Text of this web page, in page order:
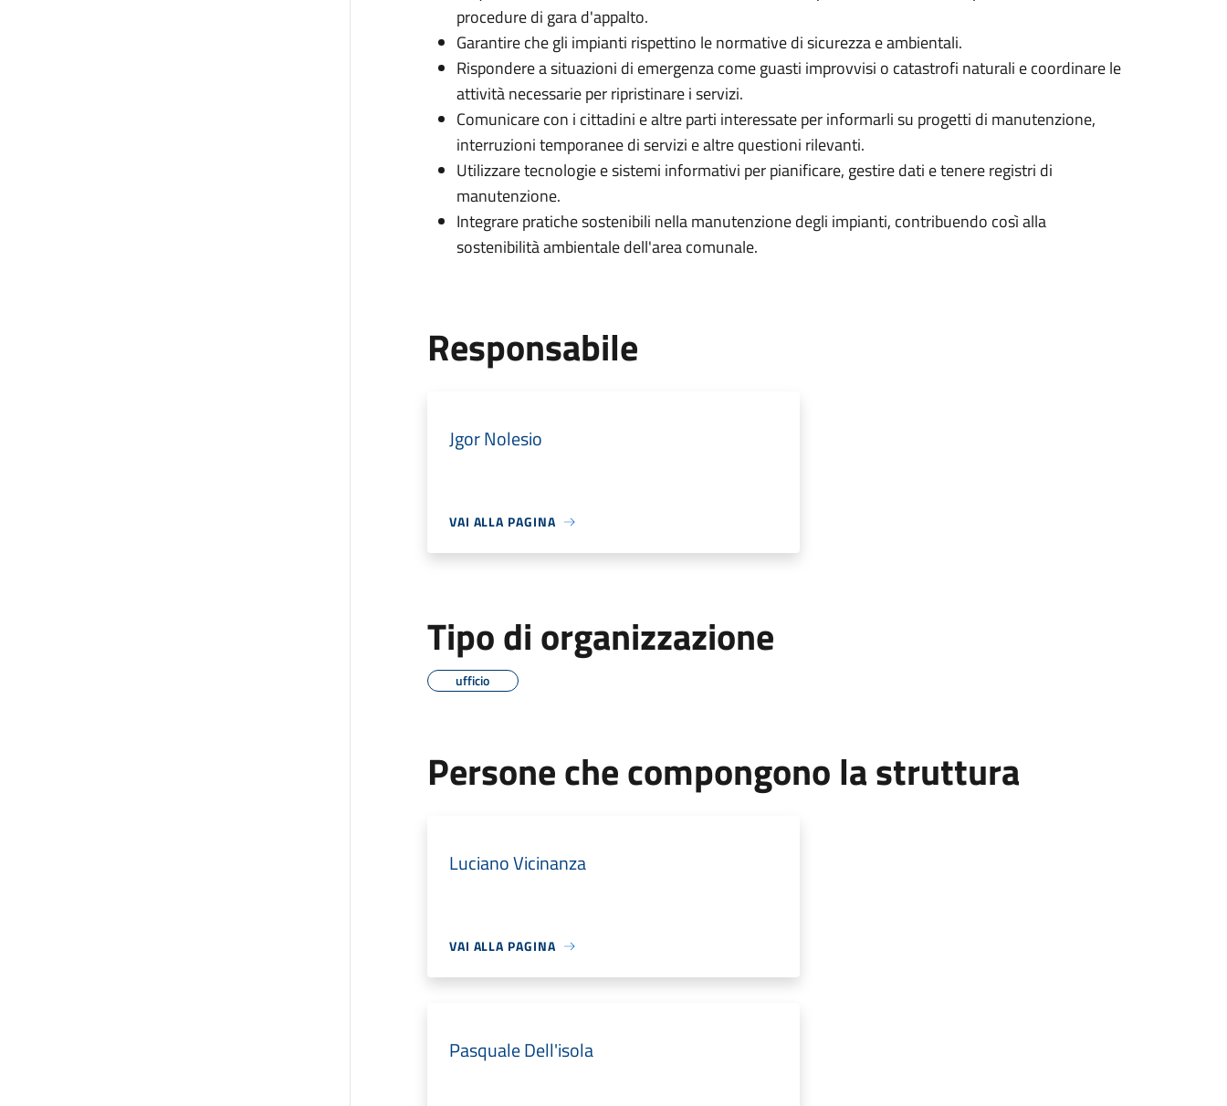
procedure di gara d'appalto.
Garantire che gli impianti rispettino le normative di sicurezza e ambientali.
Rispondere a situazioni di emergenza come guasti improvvisi o catastrofi naturali e coordinare le
attività necessarie per ripristinare i servizi.
Comunicare con i cittadini e altre parti interessate per informarli su progetti di manutenzione,
interruzioni temporanee di servizi e altre questioni rilevanti.
Utilizzare tecnologie e sistemi informativi per pianificare, gestire dati e tenere registri di
manutenzione.
Integrare pratiche sostenibili nella manutenzione degli impianti, contribuendo così alla
sostenibilità ambientale dell'area comunale.
Responsabile
Jgor Nolesio
VAI ALLA PAGINA
Tipo di organizzazione
ufficio
Persone che compongono la struttura
Luciano Vicinanza
VAI ALLA PAGINA
Pasquale Dell'isola